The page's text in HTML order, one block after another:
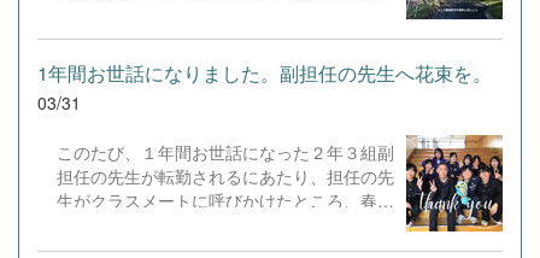
くて、高校生でありながら大学で教育学を学
んだ新3年生 今年も教育大へ通う 行動
が夢の力に 志望校に合格するために誰より
自分の受検番号 上手くなりたい一心で人知
れず練習をしている生徒 大会で決めた得点
は自分への贈り物になった 空港で働くこと
を夢見て入学 今、仕事でいくつかの言葉を
のレクチャーをさせていただきますね。呼び
方編 1 千高生の各学科の呼び方 国際教養
科 &rarr; きょうよう 国際流通科 &rarr;
りゅうつう 普通科 &rarr; ふつう
ことが多いのです2 二つの体育館の呼び方
第1体育館（大きな体育館） &rarr; いった
い 第2体育館（少し小さな体育館） &rarr;
1年間お世話になりました。副担任の先生へ花束を。
03/31
このたび、１年間お世話になった２年３組副
担任の先生が転勤されるにあたり、担任の先
生がクラスメートに呼びかけたところ、春休
結！みんなで感謝の気持ちを込めて花束を贈